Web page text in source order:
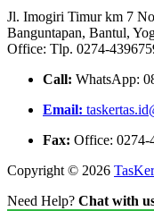
Jl. Imogiri Timur km 7
Banguntapan, Bantul,
Office: Tlp. 0274-
Call: WhatsApp:
Email:
Fax: Office: 0274-
Copyright © 2026
Need Help? Chat with